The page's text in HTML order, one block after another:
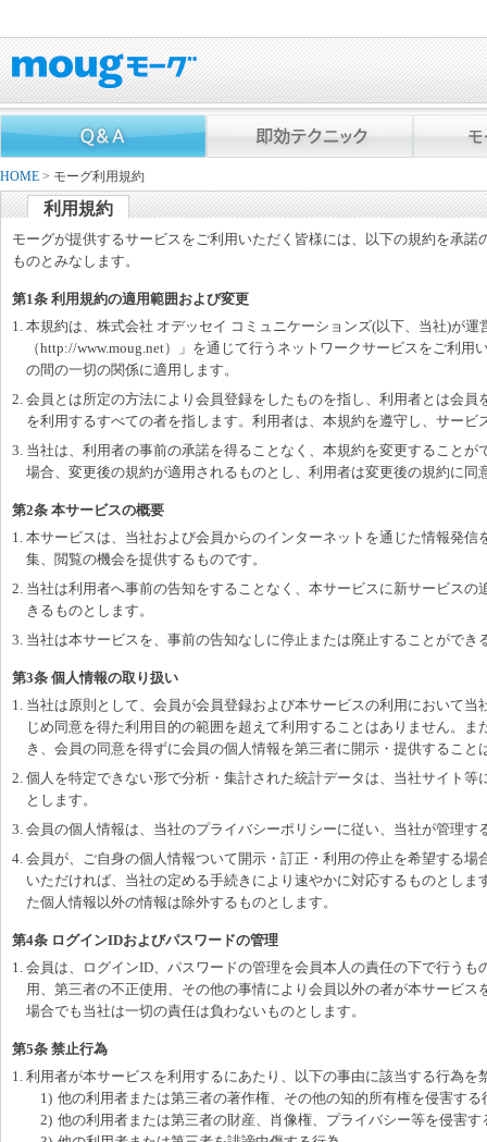
HOME > モーグ利用規約
利用規約
モーグが提供するサービスをご利用いただく皆様には、以下の規約を承諾
ものとみなします。
第1条 利用規約の適用範囲および変更
1. 本規約は、株式会社 オデッセイ コミュニケーションズ(以下、当社)が
（http://www.moug.net）」を通じて行うネットワークサービスをご利用
の間の一切の関係に適用します。
2. 会員とは所定の方法により会員登録をしたものを指し、利用者とは会員
を利用するすべての者を指します。利用者は、本規約を遵守し、サービ
3. 当社は、利用者の事前の承諾を得ることなく、本規約を変更することが
場合、変更後の規約が適用されるものとし、利用者は変更後の規約に同
第2条 本サービスの概要
1. 本サービスは、当社および会員からのインターネットを通じた情報発信
集、閲覧の機会を提供するものです。
2. 当社は利用者へ事前の告知をすることなく、本サービスに新サービスの
きるものとします。
3. 当社は本サービスを、事前の告知なしに停止または廃止することができ
第3条 個人情報の取り扱い
1. 当社は原則として、会員が会員登録および本サービスの利用において当
じめ同意を得た利用目的の範囲を超えて利用することはありません。ま
き、会員の同意を得ずに会員の個人情報を第三者に開示・提供すること
2. 個人を特定できない形で分析・集計された統計データは、当社サイト等
とします。
3. 会員の個人情報は、当社のプライバシーポリシーに従い、当社が管理す
4. 会員が、ご自身の個人情報ついて開示・訂正・利用の停止を希望する場
いただければ、当社の定める手続きにより速やかに対応するものとしま
た個人情報以外の情報は除外するものとします。
第4条 ログインIDおよびパスワードの管理
1. 会員は、ログインID、パスワードの管理を会員本人の責任の下で行うも
用、第三者の不正使用、その他の事情により会員以外の者が本サービス
場合でも当社は一切の責任は負わないものとします。
第5条 禁止行為
1. 利用者が本サービスを利用するにあたり、以下の事由に該当する行為を
1) 他の利用者または第三者の著作権、その他の知的所有権を侵害する
2) 他の利用者または第三者の財産、肖像権、プライバシー等を侵害す